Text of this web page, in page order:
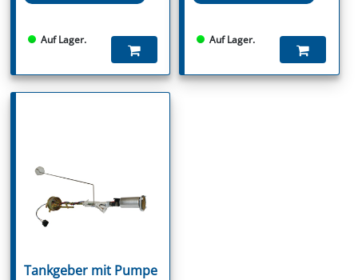
Auf Lager. Auf Lager.
Tankgeber mit Pumpe